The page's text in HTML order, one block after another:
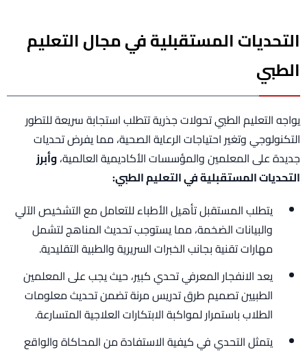
التحديات المستقبلية في مجال التعليم
الطبي
يواجه التعليم الطبي تحولات جذرية تتطلب استجابة سريعة للتطور
التكنولوجي وتغير احتياجات الرعاية الصحية، مما يفرض تحديات
جديدة على المعلمين والمؤسسات الأكاديمية العالمية،وأبرز
التحديات المستقبلية في التعليم الطبي:
يتطلب المستقبل تأهيل الأطباء للتعامل مع التشخيص الآلي
والبيانات الضخمة، مما يستوجب تحديث المناهج لتشمل
مهارات تقنية بجانب الخبرات السريرية والطبية التقليدية.
يعد الانفجار المعرفي تحدي كبير، حيث يجب على المعلمين
الطبيين تصميم طرق تدريس مرنة تضمن تحديث معلومات
الطلاب باستمرار لمواكبة الابتكارات العلاجية المتسارعة.
يتمثل التحدي في كيفية الاستفادة من المحاكاة والواقع